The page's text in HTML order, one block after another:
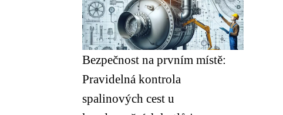
Bezpečnost na prvním místě:
Pravidelná kontrola
spalinových cest u